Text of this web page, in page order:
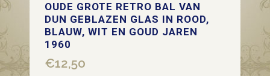
OUDE GROTE RETRO BAL VAN
DUN GEBLAZEN GLAS IN ROOD,
BLAUW, WIT EN GOUD JAREN
1960
€12,50